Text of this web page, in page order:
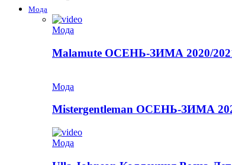
Мода
Мода
Malamute ОСЕНЬ-ЗИМА 2020/
Мода
Mistergentleman ОСЕНЬ-ЗИМА
Мода